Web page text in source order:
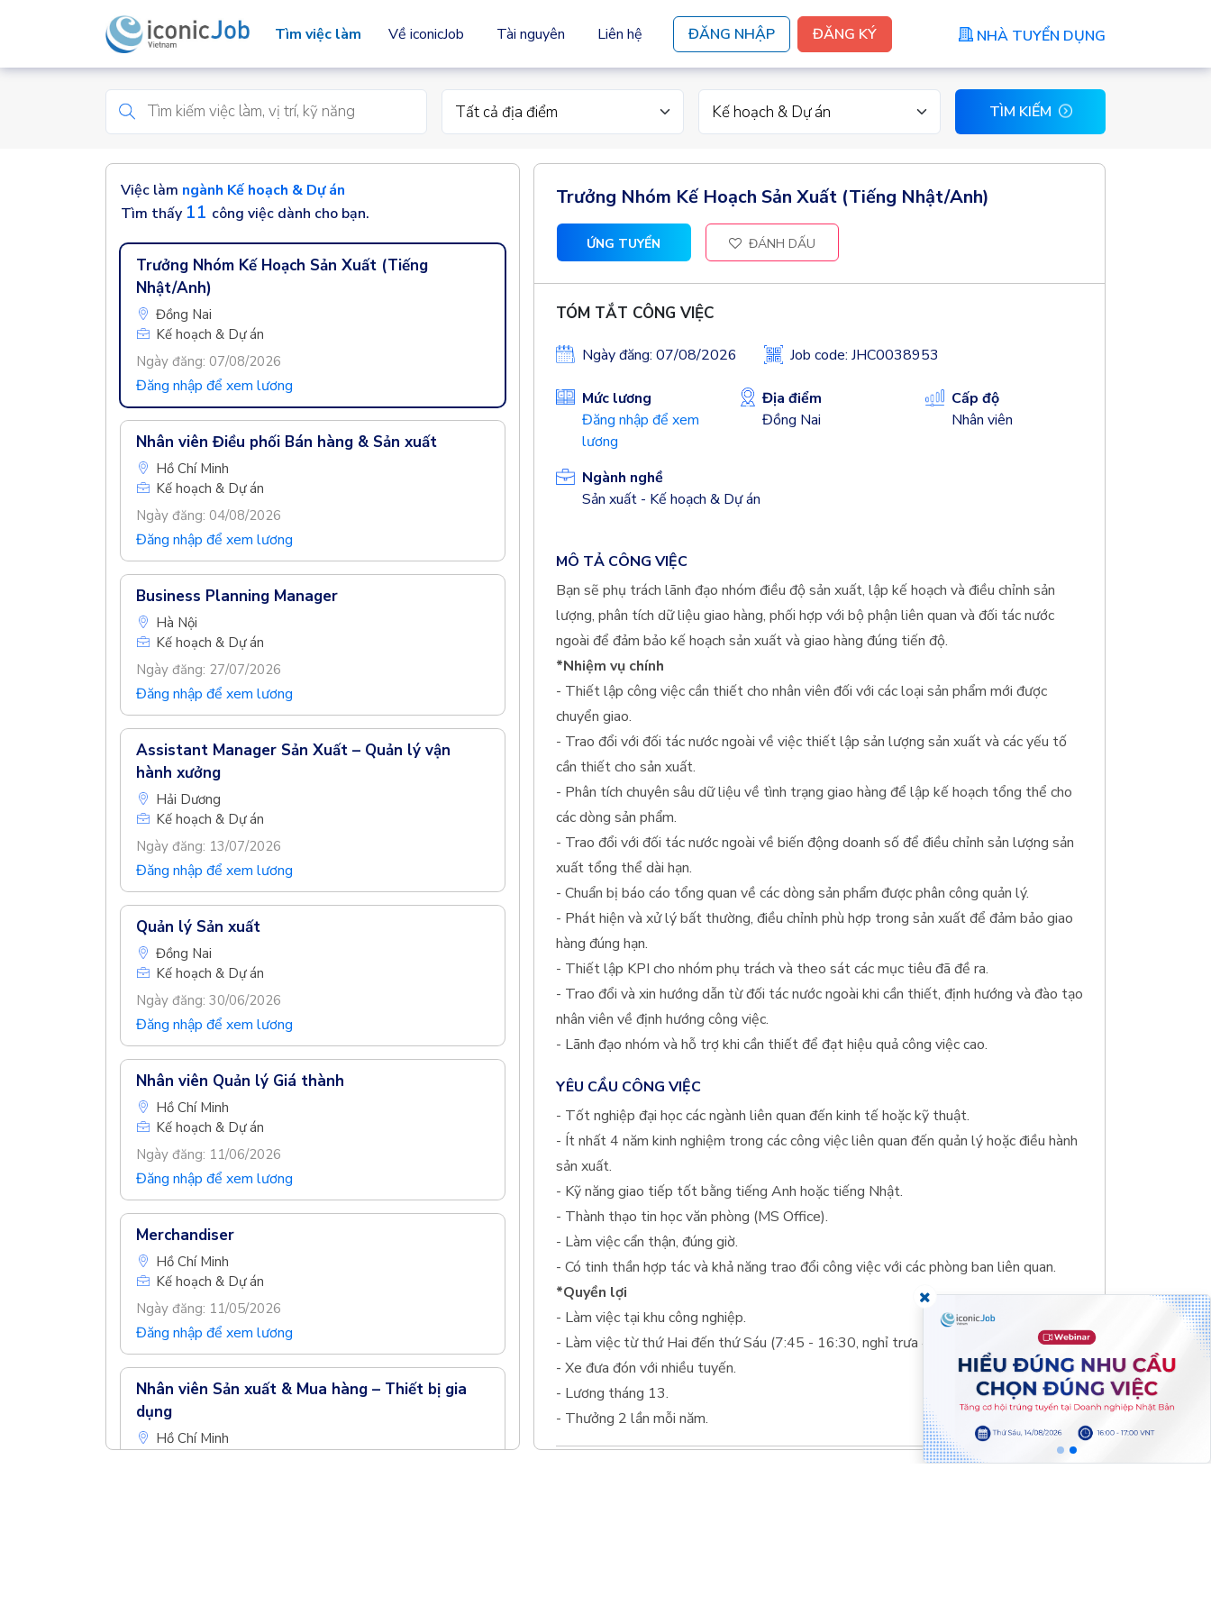
ĐĂNG NHẬP ĐĂNG KÝ NHÀ TUYỂN DỤNG
Tìm việc làm Về iconicJob Tài nguyên Liên hệ
Tất cả địa điểm Kế hoạch & Dự án TÌM KIẾM
Việc làm ngành Kế hoạch & Dự án
Tìm thấy 11 công việc dành cho bạn.
Trưởng Nhóm Kế Hoạch Sản Xuất (Tiếng
Nhật/Anh)
Đồng Nai
Kế hoạch & Dự án
Ngày đăng: 07/08/2026
Đăng nhập để xem lương
Nhân viên Điều phối Bán hàng & Sản xuất
Hồ Chí Minh
Kế hoạch & Dự án
Ngày đăng: 04/08/2026
Đăng nhập để xem lương
Business Planning Manager
Hà Nội
Kế hoạch & Dự án
Ngày đăng: 27/07/2026
Đăng nhập để xem lương
Assistant Manager Sản Xuất – Quản lý vận
hành xưởng
Hải Dương
Kế hoạch & Dự án
Ngày đăng: 13/07/2026
Đăng nhập để xem lương
Quản lý Sản xuất
Đồng Nai
Kế hoạch & Dự án
Ngày đăng: 30/06/2026
Đăng nhập để xem lương
Nhân viên Quản lý Giá thành
Hồ Chí Minh
Kế hoạch & Dự án
Ngày đăng: 11/06/2026
Đăng nhập để xem lương
Merchandiser
Hồ Chí Minh
Kế hoạch & Dự án
Ngày đăng: 11/05/2026
Đăng nhập để xem lương
Nhân viên Sản xuất & Mua hàng – Thiết bị gia
dụng
Hồ Chí Minh
Trưởng Nhóm Kế Hoạch Sản Xuất (Tiếng Nhật/Anh)
ỨNG TUYỂN ĐÁNH DẤU
TÓM TẮT CÔNG VIỆC
Ngày đăng: 07/08/2026 Job code: JHC0038953
Mức lương
Đăng nhập để xem
lương
Địa điểm
Đồng Nai
Cấp độ
Nhân viên
Ngành nghề
Sản xuất - Kế hoạch & Dự án
MÔ TẢ CÔNG VIỆC
Bạn sẽ phụ trách lãnh đạo nhóm điều độ sản xuất, lập kế hoạch và điều chỉnh sản
lượng, phân tích dữ liệu giao hàng, phối hợp với bộ phận liên quan và đối tác nước
ngoài để đảm bảo kế hoạch sản xuất và giao hàng đúng tiến độ.
*Nhiệm vụ chính
- Thiết lập công việc cần thiết cho nhân viên đối với các loại sản phẩm mới được
chuyển giao.
- Trao đổi với đối tác nước ngoài về việc thiết lập sản lượng sản xuất và các yếu tố
cần thiết cho sản xuất.
- Phân tích chuyên sâu dữ liệu về tình trạng giao hàng để lập kế hoạch tổng thể cho
các dòng sản phẩm.
- Trao đổi với đối tác nước ngoài về biến động doanh số để điều chỉnh sản lượng sản
xuất tổng thể dài hạn.
- Chuẩn bị báo cáo tổng quan về các dòng sản phẩm được phân công quản lý.
- Phát hiện và xử lý bất thường, điều chỉnh phù hợp trong sản xuất để đảm bảo giao
hàng đúng hạn.
- Thiết lập KPI cho nhóm phụ trách và theo sát các mục tiêu đã đề ra.
- Trao đổi và xin hướng dẫn từ đối tác nước ngoài khi cần thiết, định hướng và đào tạo
nhân viên về định hướng công việc.
- Lãnh đạo nhóm và hỗ trợ khi cần thiết để đạt hiệu quả công việc cao.
YÊU CẦU CÔNG VIỆC
- Tốt nghiệp đại học các ngành liên quan đến kinh tế hoặc kỹ thuật.
- Ít nhất 4 năm kinh nghiệm trong các công việc liên quan đến quản lý hoặc điều hành
sản xuất.
- Kỹ năng giao tiếp tốt bằng tiếng Anh hoặc tiếng Nhật.
- Thành thạo tin học văn phòng (MS Office).
- Làm việc cẩn thận, đúng giờ.
- Có tinh thần hợp tác và khả năng trao đổi công việc với các phòng ban liên quan.
*Quyền lợi
- Làm việc tại khu công nghiệp.
- Làm việc từ thứ Hai đến thứ Sáu (7:45 - 16:30, nghỉ trưa 45 phút).
- Xe đưa đón với nhiều tuyến.
- Lương tháng 13.
- Thưởng 2 lần mỗi năm.